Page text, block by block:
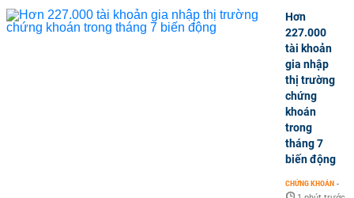
Hơn
227.000
tài khoản
gia nhập
thị trường
chứng
khoán
trong
tháng 7
biến động
CHỨNG KHOÁN -